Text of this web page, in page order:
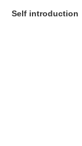
Self introduction